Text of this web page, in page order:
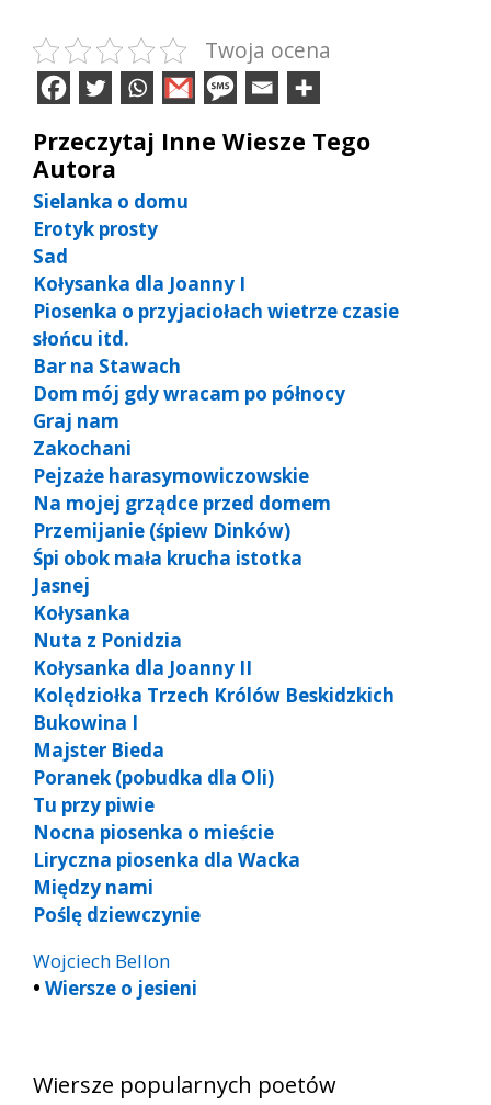
Twoja ocena
Przeczytaj Inne Wiesze Tego
Autora
Sielanka o domu
Erotyk prosty
Sad
Kołysanka dla Joanny I
Piosenka o przyjaciołach wietrze czasie
słońcu itd.
Bar na Stawach
Dom mój gdy wracam po północy
Graj nam
Zakochani
Pejzaże harasymowiczowskie
Na mojej grządce przed domem
Przemijanie (śpiew Dinków)
Śpi obok mała krucha istotka
Jasnej
Kołysanka
Nuta z Ponidzia
Kołysanka dla Joanny II
Kolędziołka Trzech Królów Beskidzkich
Bukowina I
Majster Bieda
Poranek (pobudka dla Oli)
Tu przy piwie
Nocna piosenka o mieście
Liryczna piosenka dla Wacka
Między nami
Poślę dziewczynie
Wojciech Bellon
• Wiersze o jesieni
Wiersze popularnych poetów